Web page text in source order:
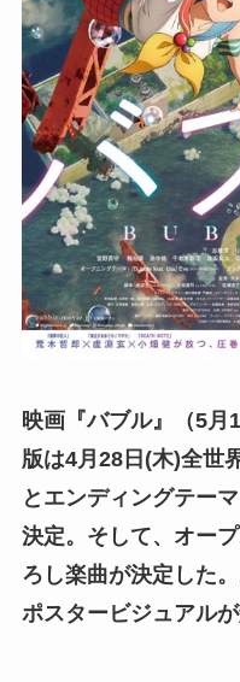
映画『バブル』（5月
版は4月28日(木)全世
とエンディングテー
決定。そして、オー
ろし楽曲が決定した
ポスタービジュアルが